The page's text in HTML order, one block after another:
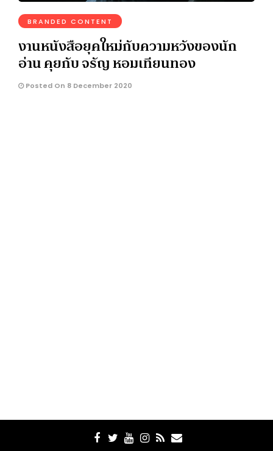
BRANDED CONTENT
งานหนังสือยุคใหม่กับความหวังของนัก
อ่าน คุยกับ จรัญ หอมเทียนทอง
Posted On 8 December 2020